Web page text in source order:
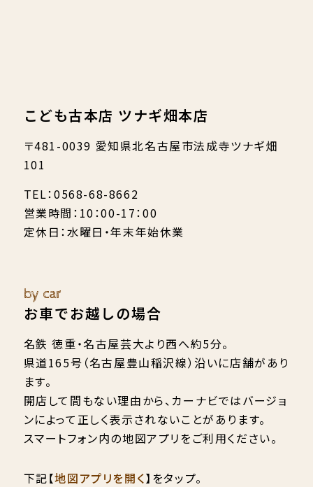
こども古本店 ツナギ畑本店
〒481-0039 愛知県北名古屋市法成寺ツナギ畑
101
TEL：0568-68-8662
営業時間：10：00-17：00
定休日：水曜日・年末年始休業
by car
お車でお越しの場合
名鉄 徳重・名古屋芸大より西へ約5分。
県道165号（名古屋豊山稲沢線）沿いに店舗があり
ます。
開店して間もない理由から、カーナビではバージョ
ンによって正しく表示されないことがあります。
スマートフォン内の地図アプリをご利用ください。
下記【地図アプリを開く】をタップ。